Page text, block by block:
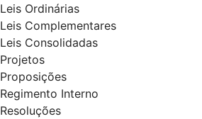
Leis Ordinárias
Leis Complementares
Leis Consolidadas
Projetos
Proposições
Regimento Interno
Resoluções